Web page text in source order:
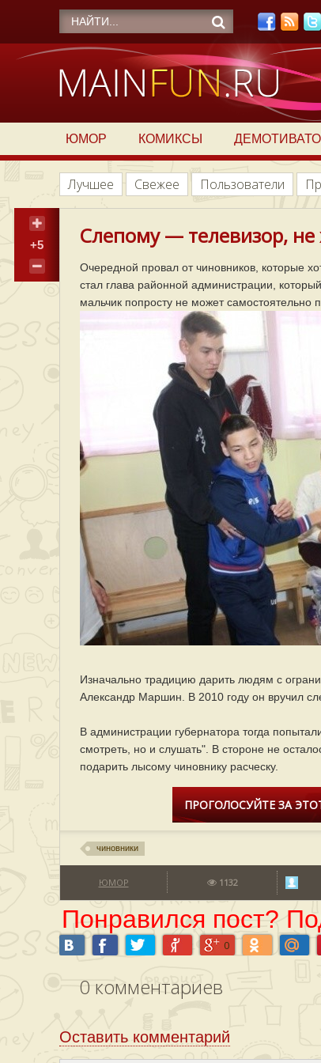
ЮМОР КОМИКСЫ
Лучшее Свежее Пользователи
+5 Слепому — телевизор,
Очередной провал от чиновников, которые
стал глава районной администрации,
мальчик попросту не может самостоятельно
Изначально традицию дарить людям с
Александр Маршин. В 2010 году он вручил
В администрации губернатора тогда
смотреть, но и слушать". В стороне не
подарить лысому чиновнику расческу.
ПРОГОЛОСУЙТЕ ЗА
чиновники
ЮМОР 1132
Понравился пост?
0
0 комментариев
Оставить комментарий